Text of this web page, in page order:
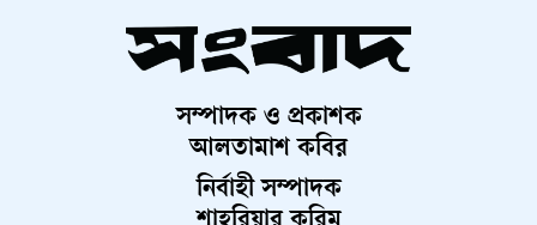
সম্পাদক ও প্রকাশক
আলতামাশ কবির
নির্বাহী সম্পাদক